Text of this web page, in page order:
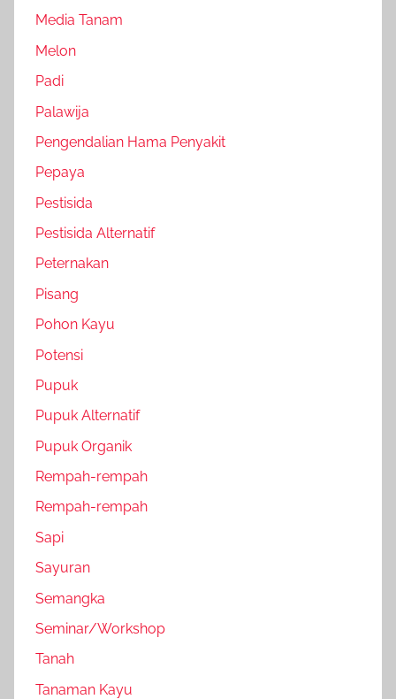
Media Tanam
Melon
Padi
Palawija
Pengendalian Hama Penyakit
Pepaya
Pestisida
Pestisida Alternatif
Peternakan
Pisang
Pohon Kayu
Potensi
Pupuk
Pupuk Alternatif
Pupuk Organik
Rempah-rempah
Rempah-rempah
Sapi
Sayuran
Semangka
Seminar/Workshop
Tanah
Tanaman Kayu